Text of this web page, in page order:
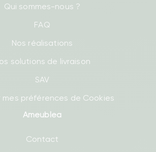
Qui sommes-nous ?
FAQ
Nos réalisations
solutions de livraison
SAV
mes préférences de Cookies
Ameublea
Contact